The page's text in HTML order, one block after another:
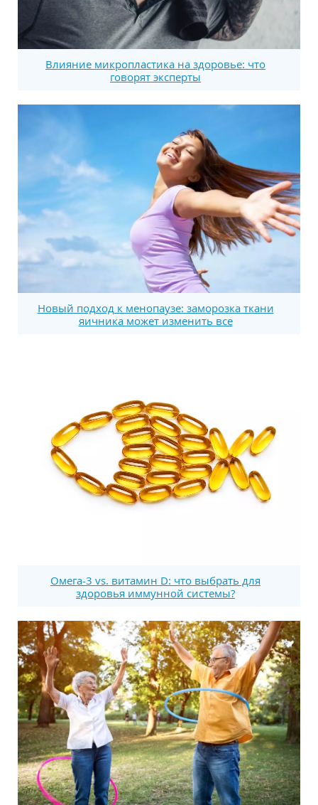
Влияние микропластика на здоровье: что
говорят эксперты
Новый подход к менопаузе: заморозка ткани
яичника может изменить все
Омега-3 vs. витамин D: что выбрать для
здоровья иммунной системы?